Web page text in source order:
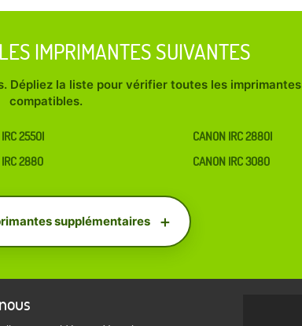
IMPRIMANTES SUIVANTES
Dépliez la liste pour vérifier toutes les imprimantes
compatibles.
2550I
IRC 2880
CANON IRC 2880I
CANON IRC 3080
supplémentaires